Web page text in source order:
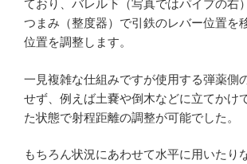
ており、バレル下（写真ではパイプの右
つまみ（整度器）で引鉄のレバー位置を
位置を調整します。
一見複雑な仕組みですが使用する弾薬側
せず、例えば土嚢や倒木などに立てかけ
た状態で射程距離の調整が可能でした。
もちろん状況にあわせて水平に用いたり